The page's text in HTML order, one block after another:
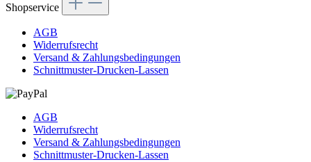
Shopservice
AGB
Widerrufsrecht
Versand & Zahlungsbedingungen
Schnittmuster-Drucken-Lassen
AGB
Widerrufsrecht
Versand & Zahlungsbedingungen
Schnittmuster-Drucken-Lassen